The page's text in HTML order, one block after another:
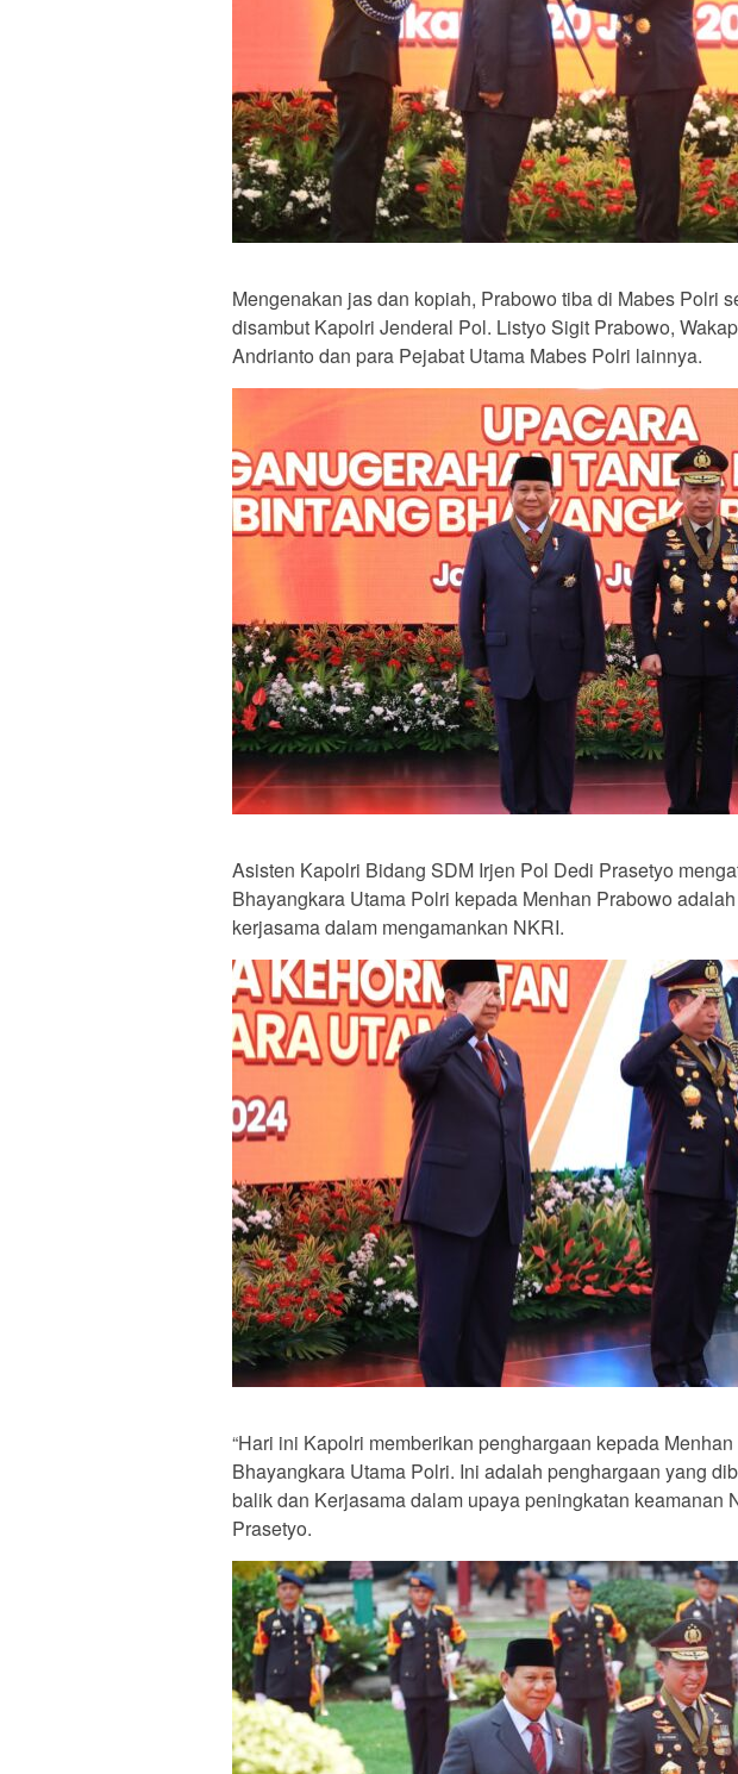
Mengenakan jas dan kopiah, Prabowo tiba di Mabes Polri
disambut Kapolri Jenderal Pol. Listyo Sigit Prabowo,
Andrianto dan para Pejabat Utama Mabes Polri lainnya.
Asisten Kapolri Bidang SDM Irjen Pol Dedi Prasetyo
Bhayangkara Utama Polri kepada Menhan Prabowo
kerjasama dalam mengamankan NKRI.
“Hari ini Kapolri memberikan penghargaan kepada
Bhayangkara Utama Polri. Ini adalah penghargaan yang
balik dan Kerjasama dalam upaya peningkatan keamanan
Prasetyo.